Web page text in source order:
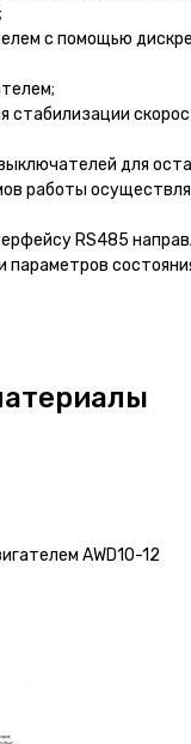
с помощью
стабилизации
для
работы
RS485
AWD10-12